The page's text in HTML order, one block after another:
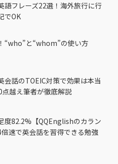
語フレーズ22選！海外旅行に行
でOK
“who”と“whom”の使い方
会話のTOEIC対策で効果は本当
点越え筆者が徹底解説
度82.2%【QQEnglishのカラン
倍速で英会話を習得できる勉強